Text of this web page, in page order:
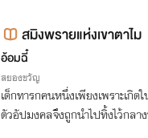
สมิงพรายแห่งเขาตาไม
อ้อมฉี๋
สยองขวัญ
เด็กทารกคนหนึ่งเพียงเพราะเกิ
ตัวอัปมงคลจึงถูกนำไปทิ้งไว้กลา